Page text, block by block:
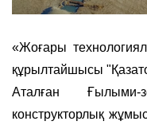
«Жоғары
құрылтайшысы
Аталған Ғылыми-
конструкторлық